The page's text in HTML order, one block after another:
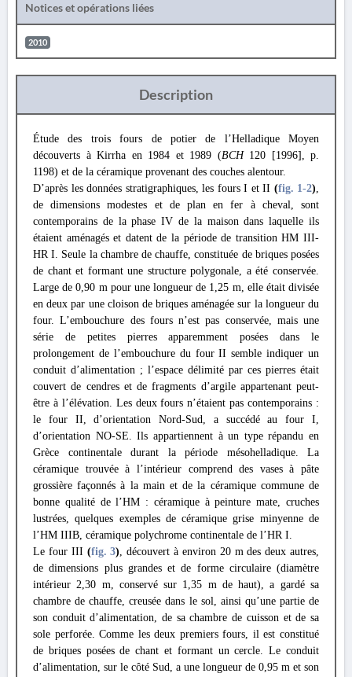
Notices et opérations liées
2010
Description
Étude des trois fours de potier de l’Helladique Moyen
découverts à Kirrha en 1984 et 1989 (BCH120 [1996], p.
1198) et de la céramique provenant des couches alentour.
D’après les données stratigraphiques, les fours I et II (fig. 1-2),
de dimensions modestes et de plan en fer à cheval, sont
contemporains de la phase IV de la maison dans laquelle ils
étaient aménagés et datent de la période de transition HM III-
HR I. Seule la chambre de chauffe, constituée de briques posées
de chant et formant une structure polygonale, a été conservée.
Large de 0,90 m pour une longueur de 1,25 m, elle était divisée
en deux par une cloison de briques aménagée sur la longueur du
four. L’embouchure des fours n’est pas conservée, mais une
série de petites pierres apparemment posées dans le
prolongement de l’embouchure du four II semble indiquer un
conduit d’alimentation ; l’espace délimité par ces pierres était
couvert de cendres et de fragments d’argile appartenant peut-
être à l’élévation. Les deux fours n’étaient pas contemporains :
le four II, d’orientation Nord-Sud, a succédé au four I,
d’orientation NO-SE. Ils appartiennent à un type répandu en
Grèce continentale durant la période mésohelladique. La
céramique trouvée à l’intérieur comprend des vases à pâte
grossière façonnés à la main et de la céramique commune de
bonne qualité de l’HM : céramique à peinture mate, cruches
lustrées, quelques exemples de céramique grise minyenne de
l’HM IIIB, céramique polychrome continentale de l’HR I.
Le four III (fig. 3), découvert à environ 20 m des deux autres,
de dimensions plus grandes et de forme circulaire (diamètre
intérieur 2,30 m, conservé sur 1,35 m de haut), a gardé sa
chambre de chauffe, creusée dans le sol, ainsi qu’une partie de
son conduit d’alimentation, de sa chambre de cuisson et de sa
sole perforée. Comme les deux premiers fours, il est constitué
de briques posées de chant et formant un cercle. Le conduit
d’alimentation, sur le côté Sud, a une longueur de 0,95 m et son